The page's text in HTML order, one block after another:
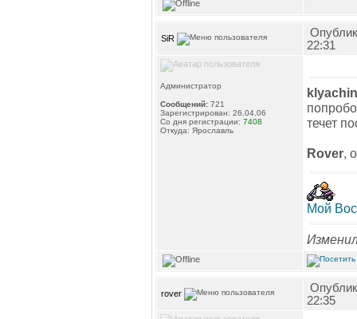
SiR
22:31
Администратор
Сообщений: 721
Зарегистрирован: 26.04.06
Со дня регистрации: 7408
Откуда: Ярославль
klyachin
течет
Rover,
Мой
rover
22:35